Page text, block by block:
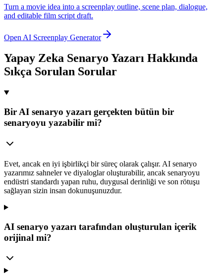
Turn a movie idea into a screenplay outline, scene plan, dialogue,
and editable film script draft.
Open AI Screenplay Generator
Yapay Zeka Senaryo Yazarı Hakkında
Sıkça Sorulan Sorular
Bir AI senaryo yazarı gerçekten bütün bir
senaryoyu yazabilir mi?
Evet, ancak en iyi işbirlikçi bir süreç olarak çalışır. AI senaryo
yazarımız sahneler ve diyaloglar oluşturabilir, ancak senaryoyu
endüstri standardı yapan ruhu, duygusal derinliği ve son rötuşu
sağlayan sizin insan dokunuşunuzdur.
AI senaryo yazarı tarafından oluşturulan içerik
orijinal mi?